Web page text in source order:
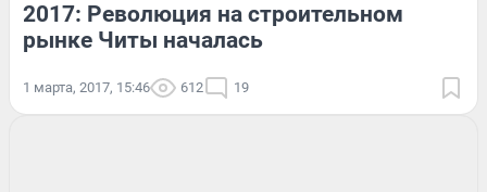
2017: Революция на строительном
рынке Читы началась
1 марта, 2017, 15:46 612 19